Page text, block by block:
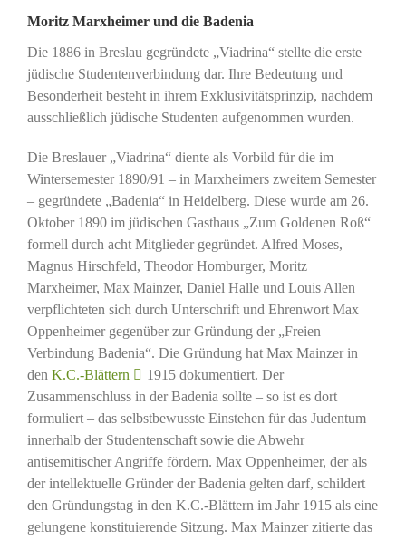
Moritz Marxheimer und die Badenia
Die 1886 in Breslau gegründete „Viadrina“ stellte die erste
jüdische Studentenverbindung dar. Ihre Bedeutung und
Besonderheit besteht in ihrem Exklusivitätsprinzip, nachdem
ausschließlich jüdische Studenten aufgenommen wurden.
Die Breslauer „Viadrina“ diente als Vorbild für die im
Wintersemester 1890/91 – in Marxheimers zweitem Semester
– gegründete „Badenia“ in Heidelberg. Diese wurde am 26.
Oktober 1890 im jüdischen Gasthaus „Zum Goldenen Roß“
formell durch acht Mitglieder gegründet. Alfred Moses,
Magnus Hirschfeld, Theodor Homburger, Moritz
Marxheimer, Max Mainzer, Daniel Halle und Louis Allen
verpflichteten sich durch Unterschrift und Ehrenwort Max
Oppenheimer gegenüber zur Gründung der „Freien
Verbindung Badenia“. Die Gründung hat Max Mainzer in
den K.C.-Blättern
1915 dokumentiert. Der
Zusammenschluss in der Badenia sollte – so ist es dort
formuliert – das selbstbewusste Einstehen für das Judentum
innerhalb der Studentenschaft sowie die Abwehr
antisemitischer Angriffe fördern. Max Oppenheimer, der als
der intellektuelle Gründer der Badenia gelten darf, schildert
den Gründungstag in den K.C.-Blättern im Jahr 1915 als eine
gelungene konstituierende Sitzung. Max Mainzer zitierte das